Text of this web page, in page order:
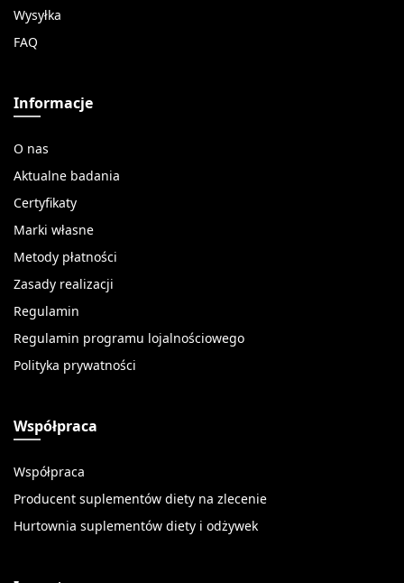
Wysyłka
FAQ
Informacje
O nas
Aktualne badania
Certyfikaty
Marki własne
Metody płatności
Zasady realizacji
Regulamin
Regulamin programu lojalnościowego
Polityka prywatności
Współpraca
Współpraca
Producent suplementów diety na zlecenie
Hurtownia suplementów diety i odżywek